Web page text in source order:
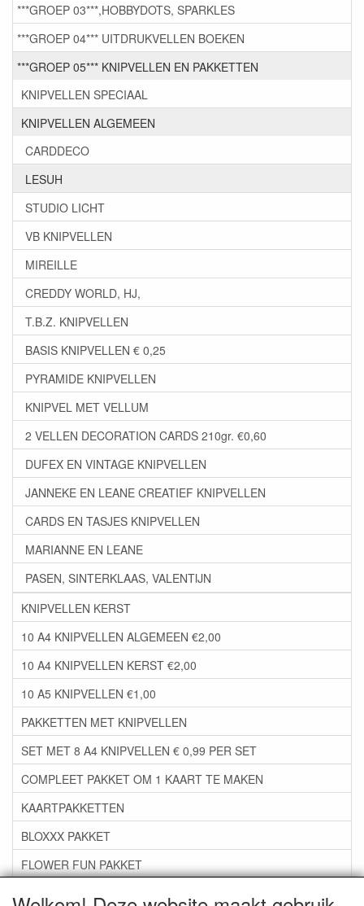
***GROEP 03***,HOBBYDOTS, SPARKLES
***GROEP 04*** UITDRUKVELLEN BOEKEN
***GROEP 05*** KNIPVELLEN EN PAKKETTEN
KNIPVELLEN SPECIAAL
KNIPVELLEN ALGEMEEN
CARDDECO
LESUH
STUDIO LICHT
VB KNIPVELLEN
MIREILLE
CREDDY WORLD, HJ,
T.B.Z. KNIPVELLEN
BASIS KNIPVELLEN € 0,25
PYRAMIDE KNIPVELLEN
KNIPVEL MET VELLUM
2 VELLEN DECORATION CARDS 210gr. €0,60
DUFEX EN VINTAGE KNIPVELLEN
JANNEKE EN LEANE CREATIEF KNIPVELLEN
CARDS EN TASJES KNIPVELLEN
MARIANNE EN LEANE
PASEN, SINTERKLAAS, VALENTIJN
KNIPVELLEN KERST
10 A4 KNIPVELLEN ALGEMEEN €2,00
10 A4 KNIPVELLEN KERST €2,00
10 A5 KNIPVELLEN €1,00
PAKKETTEN MET KNIPVELLEN
SET MET 8 A4 KNIPVELLEN € 0,99 PER SET
COMPLEET PAKKET OM 1 KAART TE MAKEN
KAARTPAKKETTEN
BLOXXX PAKKET
FLOWER FUN PAKKET
***GROEP 06*** TAPE/LIJM SNIJMALLEN STEMPELS